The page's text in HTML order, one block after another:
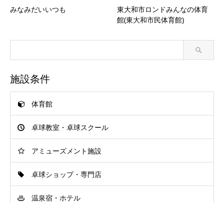
みなみだいいつも
東大和市ロンドみんなの体育
館(東大和市民体育館)
施設条件
体育館
卓球教室・卓球スクール
アミューズメント施設
卓球ショップ・専門店
温泉宿・ホテル